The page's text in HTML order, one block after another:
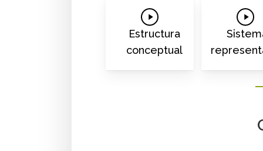
Play
Video
Estructura
conceptual
Play